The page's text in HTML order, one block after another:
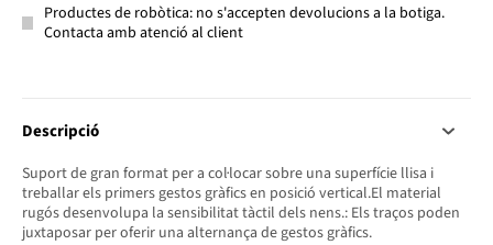
Productes de robòtica: no s'accepten devolucions a la botiga.
Contacta amb atenció al client
Descripció
Suport de gran format per a col·locar sobre una superfície llisa i
treballar els primers gestos gràfics en posició vertical.El material
rugós desenvolupa la sensibilitat tàctil dels nens.: Els traços poden
juxtaposar per oferir una alternança de gestos gràfics.